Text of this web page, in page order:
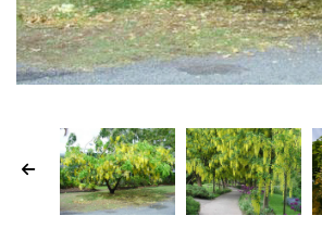
Гарантії
Контакти